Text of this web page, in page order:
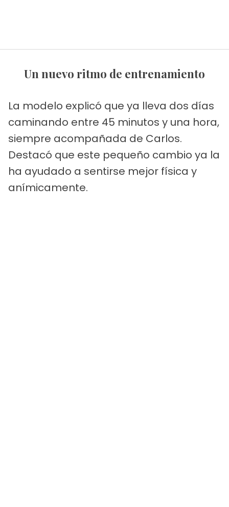
Un nuevo ritmo de entrenamiento
La modelo explicó que ya lleva dos días
caminando entre 45 minutos y una hora,
siempre acompañada de Carlos.
Destacó que este pequeño cambio ya la
ha ayudado a sentirse mejor física y
anímicamente.